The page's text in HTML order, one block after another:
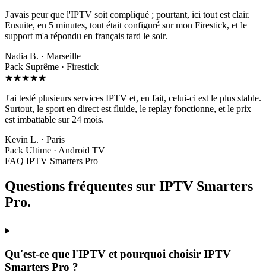
J'avais peur que l'IPTV soit compliqué ; pourtant, ici tout est clair.
Ensuite, en 5 minutes, tout était configuré sur mon Firestick, et le
support m'a répondu en français tard le soir.
Nadia B. · Marseille
Pack Suprême · Firestick
★★★★★
J'ai testé plusieurs services IPTV et, en fait, celui-ci est le plus stable.
Surtout, le sport en direct est fluide, le replay fonctionne, et le prix
est imbattable sur 24 mois.
Kevin L. · Paris
Pack Ultime · Android TV
FAQ IPTV Smarters Pro
Questions fréquentes sur IPTV Smarters
Pro.
Qu'est-ce que l'IPTV et pourquoi choisir IPTV
Smarters Pro ?